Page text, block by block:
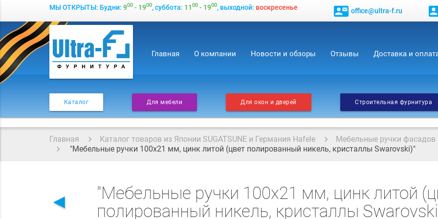
МЫ ОТКРЫТЫ: Будни: 900- 1900, суббота: 1100- 1900, выходной: воскресенье contact_mail office@ultra-f.ru
Главная О компании Новости и обзоры Отзывы Доставка и
Каталог Для мебели Для окон и дверей Строительная фурнитура
Главная Каталог товаров из Японии SUGATSUNE и Германия Hafele Мебельные ручки фасадов
"Мебельные ручки 100x21 мм, цинк литой (цвет полированный никель, кристаллы Swarovski)"
◄
"Мебельные ручки 100x21 мм, цинк литой
полированный никель, кристаллы